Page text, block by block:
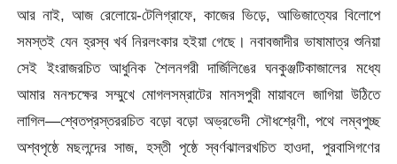
আর নাই, আজ রেলোয়ে-টেলিগ্রাফে, কাজের ভিড়ে, আভিজাত্যের বিলােপে
সমস্তই যেন হ্রস্ব খর্ব নিরলংকার হইয়া গেছে। নবাবজাদীর ভাষামাত্র শুনিয়া
সেই ইংরাজরচিত আধুনিক শৈলনগরী দার্জিলিঙের ঘনকুঞ্জটিকাজালের মধ্যে
আমার মনশ্চক্ষের সম্মুখে মােগলসম্রাটের মানসপুরী মায়াবলে জাগিয়া উঠিতে
লাগিল—শ্বেতপ্রস্তররচিত বড়াে বড়াে অভ্রভেদী সৌধশ্রেণী, পথে লম্বপুচ্ছ
অশ্বপৃষ্ঠে মছলন্দের সাজ, হস্তী পৃষ্ঠে স্বর্ণঝালরখচিত হাওদা, পুরবাসিগণের